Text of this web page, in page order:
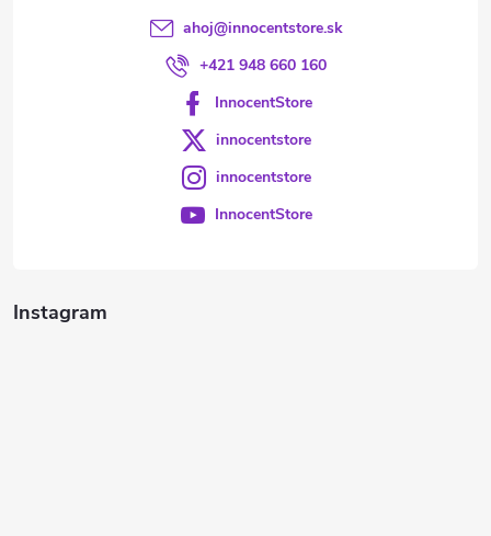
Instagram
ahoj@innocentstore.sk
+421 948 660 160
InnocentStore
innocentstore
innocentstore
InnocentStore